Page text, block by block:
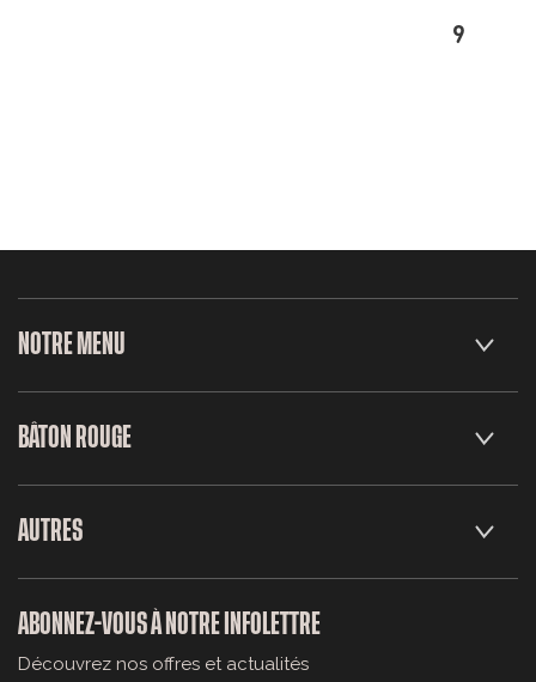
9
NOTRE MENU
BÂTON ROUGE
AUTRES
ABONNEZ-VOUS À NOTRE INFOLETTRE
Découvrez nos offres et actualités